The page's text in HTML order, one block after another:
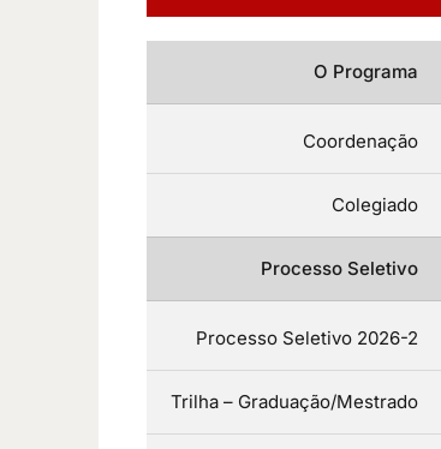
O Programa
Coordenação
Colegiado
Processo Seletivo
Processo Seletivo 2026-2
Trilha – Graduação/Mestrado